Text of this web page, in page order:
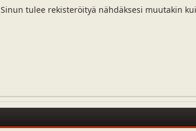
Sinun tulee rekisteröityä nähdäksesi muutakin